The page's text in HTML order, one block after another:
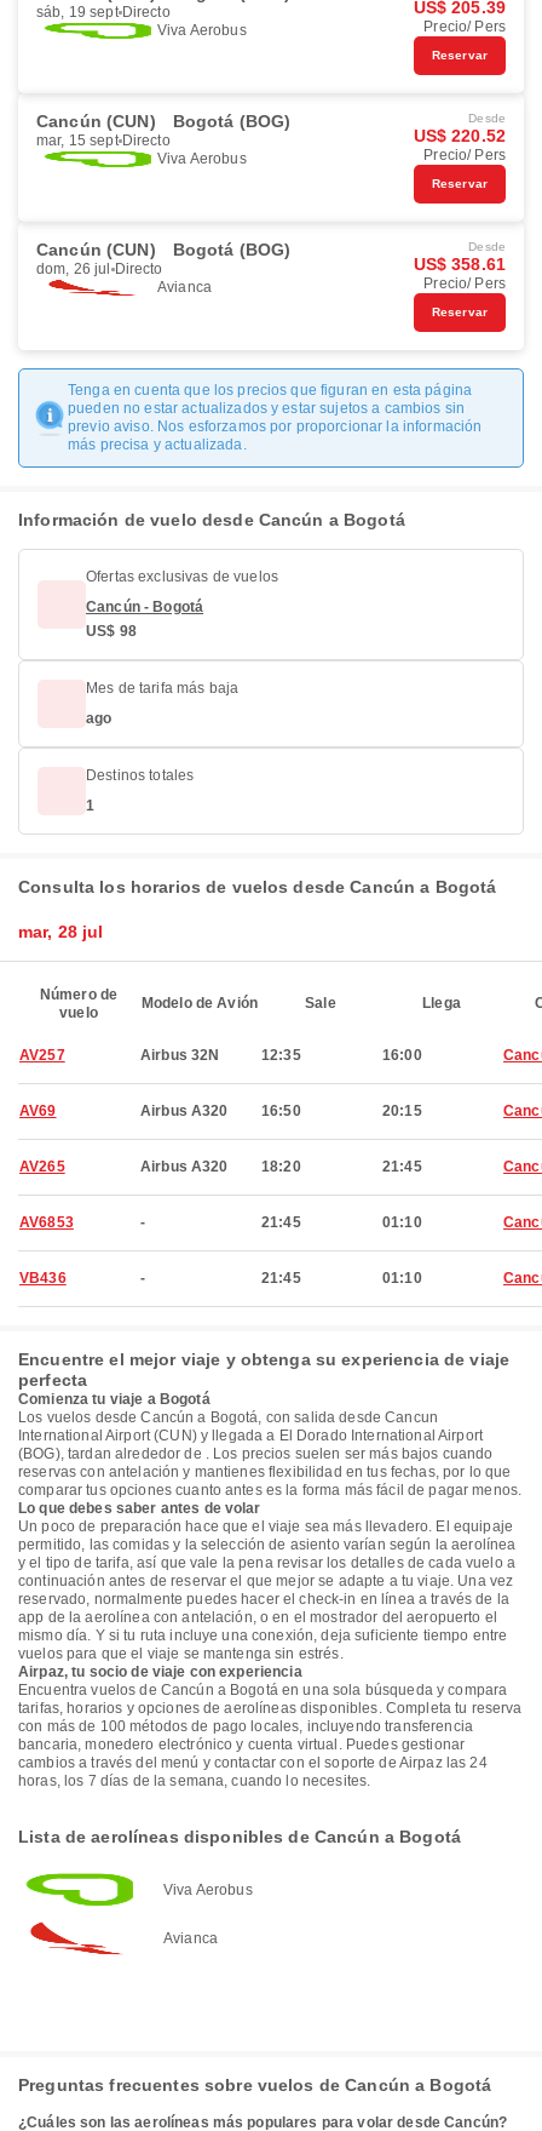
sáb, 19 sept Directo
Viva Aerobus
US$ 205.39
Precio/ Pers
Reservar
Cancún (CUN) Bogotá (BOG)
mar, 15 sept Directo
Viva Aerobus
Desde
US$ 220.52
Precio/ Pers
Reservar
Cancún (CUN) Bogotá (BOG)
dom, 26 jul Directo
Avianca
Desde
US$ 358.61
Precio/ Pers
Reservar
Tenga en cuenta que los precios que figuran en esta página
pueden no estar actualizados y estar sujetos a cambios sin
previo aviso. Nos esforzamos por proporcionar la información
más precisa y actualizada.
Información de vuelo desde Cancún a Bogotá
Ofertas exclusivas de vuelos
Cancún - Bogotá
US$ 98
Mes de tarifa más baja
ago
Destinos totales
1
Consulta los horarios de vuelos desde Cancún a Bogotá
mar, 28 jul
Número de
vuelo
Modelo de Avión Sale Llega
AV257 Airbus 32N 12:35 16:00
AV69 Airbus A320 16:50 20:15
AV265 Airbus A320 18:20 21:45
AV6853 - 21:45 01:10
VB436 - 21:45 01:10
Encuentre el mejor viaje y obtenga su experiencia de viaje
perfecta
Comienza tu viaje a Bogotá
Los vuelos desde Cancún a Bogotá, con salida desde Cancun
International Airport (CUN) y llegada a El Dorado International Airport
(BOG), tardan alrededor de . Los precios suelen ser más bajos cuando
reservas con antelación y mantienes flexibilidad en tus fechas, por lo que
comparar tus opciones cuanto antes es la forma más fácil de pagar menos.
Lo que debes saber antes de volar
Un poco de preparación hace que el viaje sea más llevadero. El equipaje
permitido, las comidas y la selección de asiento varían según la aerolínea
y el tipo de tarifa, así que vale la pena revisar los detalles de cada vuelo a
continuación antes de reservar el que mejor se adapte a tu viaje. Una vez
reservado, normalmente puedes hacer el check-in en línea a través de la
app de la aerolínea con antelación, o en el mostrador del aeropuerto el
mismo día. Y si tu ruta incluye una conexión, deja suficiente tiempo entre
vuelos para que el viaje se mantenga sin estrés.
Airpaz, tu socio de viaje con experiencia
Encuentra vuelos de Cancún a Bogotá en una sola búsqueda y compara
tarifas, horarios y opciones de aerolíneas disponibles. Completa tu reserva
con más de 100 métodos de pago locales, incluyendo transferencia
bancaria, monedero electrónico y cuenta virtual. Puedes gestionar
cambios a través del menú y contactar con el soporte de Airpaz las 24
horas, los 7 días de la semana, cuando lo necesites.
Lista de aerolíneas disponibles de Cancún a Bogotá
Viva Aerobus
Avianca
Preguntas frecuentes sobre vuelos de Cancún a Bogotá
¿Cuáles son las aerolíneas más populares para volar desde Cancún?